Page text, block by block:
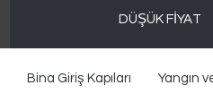
DÜŞÜK FİYAT
Bina Giriş Kapıları Yangın